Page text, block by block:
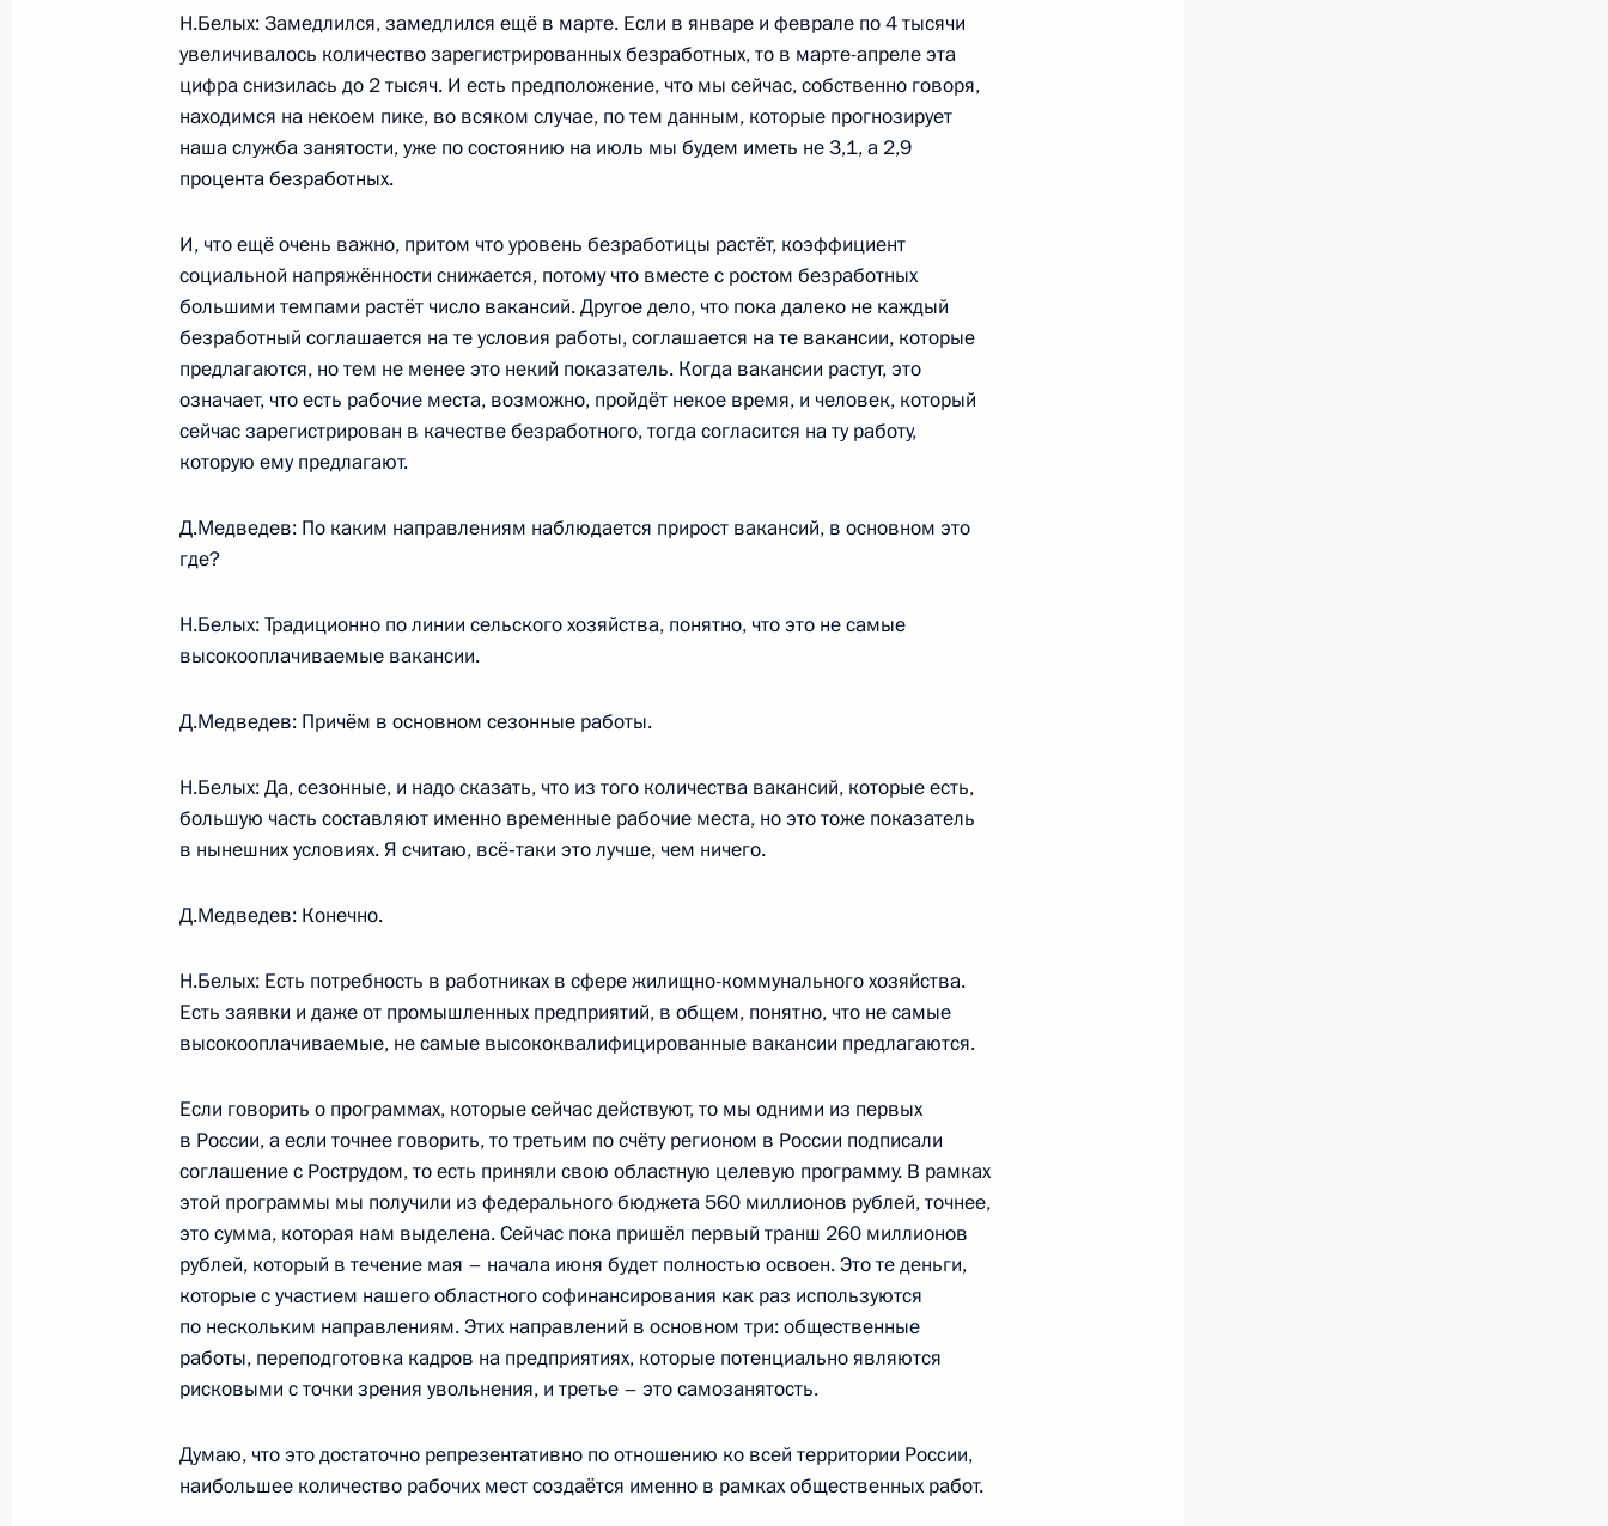
Белых
14 мая 2009 года, 17:30 Киров
Посещение Приволжского окружного медицинского центра
фракционирования донорской плазмы
14 мая 2009 года, 17:00 Киров
Посещение Вятского фанерного комбината
14 мая 2009 года, 15:00 Киров
Дмитрий Медведев поздравил ректора Московского
архитектурного института Дмитрия Швидковского с 50-летием
14 мая 2009 года, 11:00
Дмитрий Медведев поздравил учёного-философа, академика
14 мая 2009 года, 10:50
Дмитрий Медведев поздравил научного руководителя научно-
Федосова с 80-летием
14 мая 2009 года, 10:40
Дмитрий Медведев поздравил актрису Большого драматического
театра имени Г.А.Товстоногова Зинаиду Шарко с юбилеем
14 мая 2009 года, 10:30
Дмитрий Медведев поздравил актрису Государственного
академического Малого театра Лилию Юдину с Днём рождения
14 мая 2009 года, 10:20
Дмитрий Медведев поздравил художественного руководителя
Н.Белых: Замедлился, замедлился ещё в марте. Если в январе и феврале по 4 тысячи
увеличивалось количество зарегистрированных безработных, то в марте-апреле эта
цифра снизилась до 2 тысяч. И есть предположение, что мы сейчас, собственно говоря,
находимся на некоем пике, во всяком случае, по тем данным, которые прогнозирует
наша служба занятости, уже по состоянию на июль мы будем иметь не 3,1, а 2,9
процента безработных.
И, что ещё очень важно, притом что уровень безработицы растёт, коэффициент
социальной напряжённости снижается, потому что вместе с ростом безработных
большими темпами растёт число вакансий. Другое дело, что пока далеко не каждый
безработный соглашается на те условия работы, соглашается на те вакансии, которые
предлагаются, но тем не менее это некий показатель. Когда вакансии растут, это
означает, что есть рабочие места, возможно, пройдёт некое время, и человек, который
сейчас зарегистрирован в качестве безработного, тогда согласится на ту работу,
которую ему предлагают.
Д.Медведев: По каким направлениям наблюдается прирост вакансий, в основном это
где?
Н.Белых: Традиционно по линии сельского хозяйства, понятно, что это не самые
высокооплачиваемые вакансии.
Д.Медведев: Причём в основном сезонные работы.
Н.Белых: Да, сезонные, и надо сказать, что из того количества вакансий, которые есть,
большую часть составляют именно временные рабочие места, но это тоже показатель
в нынешних условиях. Я считаю, всё‑таки это лучше, чем ничего.
Д.Медведев: Конечно.
Н.Белых: Есть потребность в работниках в сфере жилищно-коммунального хозяйства.
Есть заявки и даже от промышленных предприятий, в общем, понятно, что не самые
высокооплачиваемые, не самые высококвалифицированные вакансии предлагаются.
Если говорить о программах, которые сейчас действуют, то мы одними из первых
в России, а если точнее говорить, то третьим по счёту регионом в России подписали
соглашение с Рострудом, то есть приняли свою областную целевую программу. В рамках
этой программы мы получили из федерального бюджета 560 миллионов рублей, точнее,
это сумма, которая нам выделена. Сейчас пока пришёл первый транш 260 миллионов
рублей, который в течение мая – начала июня будет полностью освоен. Это те деньги,
которые с участием нашего областного софинансирования как раз используются
по нескольким направлениям. Этих направлений в основном три: общественные
работы, переподготовка кадров на предприятиях, которые потенциально являются
рисковыми с точки зрения увольнения, и третье – это самозанятость.
Думаю, что это достаточно репрезентативно по отношению ко всей территории России,
наибольшее количество рабочих мест создаётся именно в рамках общественных работ.